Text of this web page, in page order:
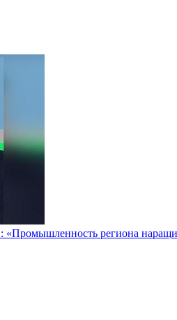
«Промышленность региона